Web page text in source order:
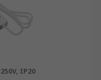
bidrar till
ytor IP20